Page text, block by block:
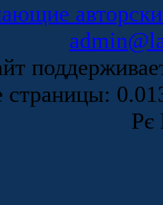
страницы:
Рє